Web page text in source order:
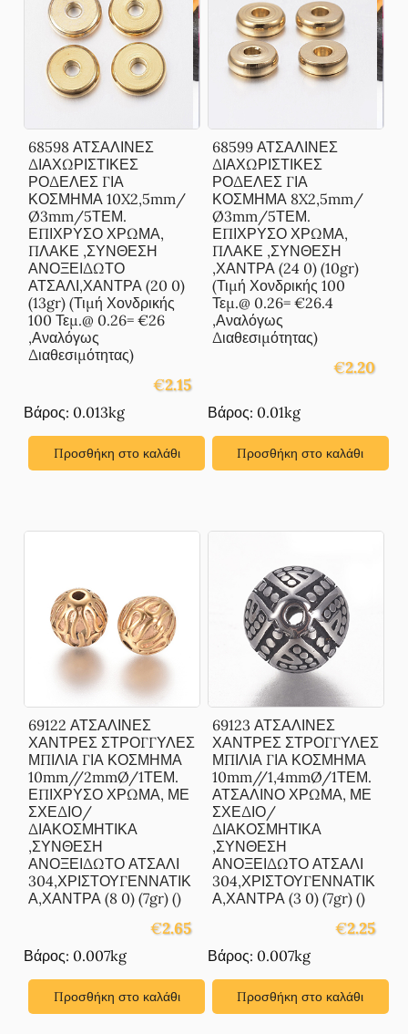
68598 ΑΤΣΑΛΙΝΕΣ
ΔΙΑΧΩΡΙΣΤΙΚΕΣ
ΡΟΔΕΛΕΣ ΓΙΑ
ΚΟΣΜΗΜΑ 10X2,5mm/
Ø3mm/5ΤΕΜ.
ΕΠΙΧΡΥΣΟ ΧΡΩΜΑ,
ΠΛΑΚΕ ,ΣΥΝΘΕΣΗ
ΑΝΟΞΕΙΔΩΤΟ
ΑΤΣΑΛΙ,ΧΑΝΤΡΑ (20 0)
(13gr) (Τιμή Χονδρικής
100 Τεμ.@ 0.26= €26
,Αναλόγως
Διαθεσιμότητας)
€2.15
Βάρος: 0.013kg
Προσθήκη στο καλάθι
68599 ΑΤΣΑΛΙΝΕΣ
ΔΙΑΧΩΡΙΣΤΙΚΕΣ
ΡΟΔΕΛΕΣ ΓΙΑ
ΚΟΣΜΗΜΑ 8X2,5mm/
Ø3mm/5ΤΕΜ.
ΕΠΙΧΡΥΣΟ ΧΡΩΜΑ,
ΠΛΑΚΕ ,ΣΥΝΘΕΣΗ
,ΧΑΝΤΡΑ (24 0) (10gr)
(Τιμή Χονδρικής 100
Τεμ.@ 0.26= €26.4
,Αναλόγως
Διαθεσιμότητας)
€2.20
Βάρος: 0.01kg
Προσθήκη στο καλάθι
69122 ΑΤΣΑΛΙΝΕΣ
ΧΑΝΤΡΕΣ ΣΤΡΟΓΓΥΛΕΣ
ΜΠΙΛΙΑ ΓΙΑ ΚΟΣΜΗΜΑ
10mm//2mmØ/1ΤΕΜ.
ΕΠΙΧΡΥΣΟ ΧΡΩΜΑ, ΜΕ
ΣΧΕΔΙΟ/
ΔΙΑΚΟΣΜΗΤΙΚΑ
,ΣΥΝΘΕΣΗ
ΑΝΟΞΕΙΔΩΤΟ ΑΤΣΑΛΙ
304,ΧΡΙΣΤΟΥΓΕΝΝΑΤΙΚ
Α,ΧΑΝΤΡΑ (8 0) (7gr) ()
€2.65
Βάρος: 0.007kg
Προσθήκη στο καλάθι
69123 ΑΤΣΑΛΙΝΕΣ
ΧΑΝΤΡΕΣ ΣΤΡΟΓΓΥΛΕΣ
ΜΠΙΛΙΑ ΓΙΑ ΚΟΣΜΗΜΑ
10mm//1,4mmØ/1ΤΕΜ.
ΑΤΣΑΛΙΝΟ ΧΡΩΜΑ, ΜΕ
ΣΧΕΔΙΟ/
ΔΙΑΚΟΣΜΗΤΙΚΑ
,ΣΥΝΘΕΣΗ
ΑΝΟΞΕΙΔΩΤΟ ΑΤΣΑΛΙ
304,ΧΡΙΣΤΟΥΓΕΝΝΑΤΙΚ
Α,ΧΑΝΤΡΑ (3 0) (7gr) ()
€2.25
Βάρος: 0.007kg
Προσθήκη στο καλάθι